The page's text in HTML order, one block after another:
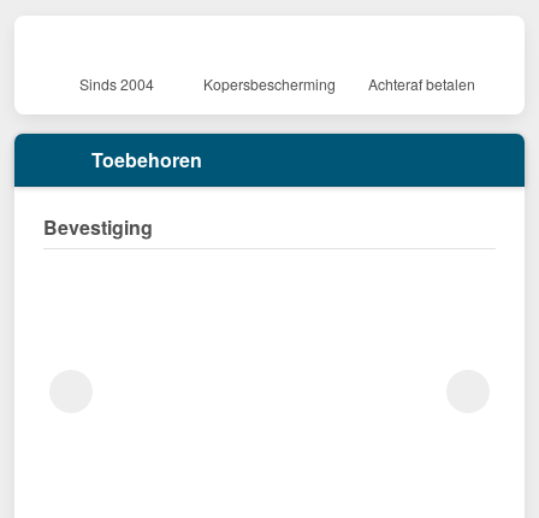
Sinds 2004 Kopersbescherming Achteraf betalen
Toebehoren
Bevestiging